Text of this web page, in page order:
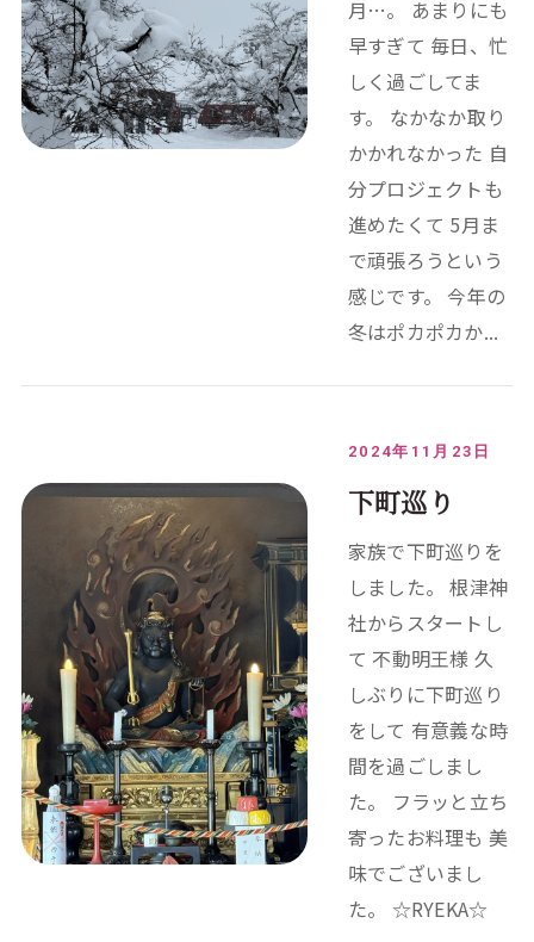
月…。 あまりにも
早すぎて 毎日、忙
しく過ごしてま
す。 なかなか取り
かかれなかった 自
分プロジェクトも
進めたくて 5月ま
で頑張ろうという
感じです。 今年の
冬はポカポカか...
2024年11月23日
下町巡り
家族で下町巡りを
しました。 根津神
社からスタートし
て 不動明王様 久
しぶりに下町巡り
をして 有意義な時
間を過ごしまし
た。 フラッと立ち
寄ったお料理も 美
味でございまし
た。 ☆RYEKA☆